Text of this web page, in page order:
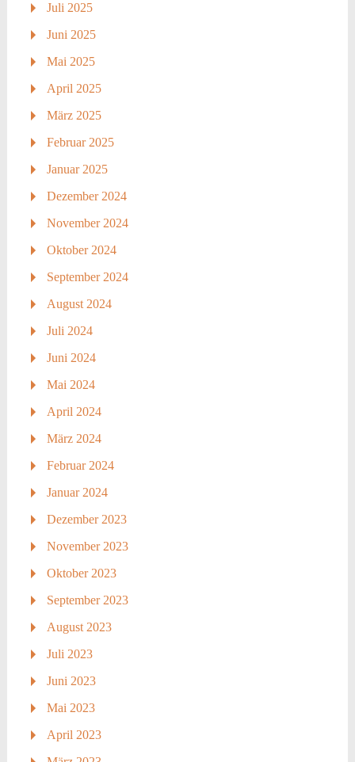
Juli 2025
Juni 2025
Mai 2025
April 2025
März 2025
Februar 2025
Januar 2025
Dezember 2024
November 2024
Oktober 2024
September 2024
August 2024
Juli 2024
Juni 2024
Mai 2024
April 2024
März 2024
Februar 2024
Januar 2024
Dezember 2023
November 2023
Oktober 2023
September 2023
August 2023
Juli 2023
Juni 2023
Mai 2023
April 2023